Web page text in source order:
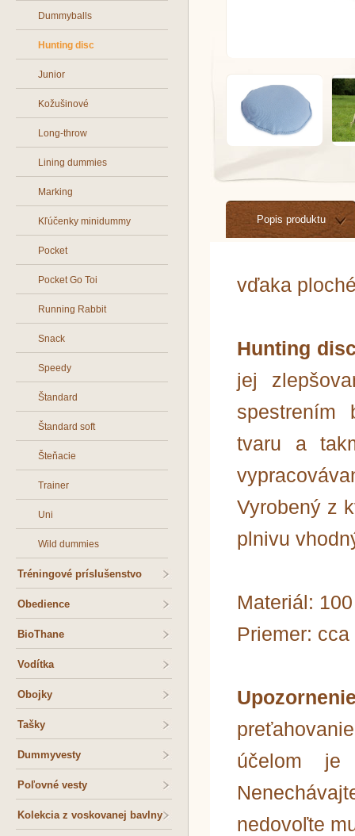
Dummyballs
Hunting disc
Junior
Kožušinové
Long-throw
Lining dummies
Marking
Kľúčenky minidummy
Pocket
Pocket Go Toi
Running Rabbit
Snack
Speedy
Štandard
Štandard soft
Šteňacie
Trainer
Uni
Wild dummies
Tréningové príslušenstvo
Obedience
BioThane
Vodítka
Obojky
Tašky
Dummyvesty
Poľovné vesty
Kolekcia z voskovanej bavlny
Popis produktu
vďaka
Hunting
jej
spestrením
tvaru a
Vyrobený z
plnivu
Materiál:
Priemer: cca
účelom je
nedovoľte